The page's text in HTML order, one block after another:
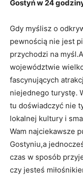
Gostyń w 24
Gdy myślisz o
pewnością nie jest
przychodzi na
województwie
fascynujących⁣
niejednego turystę.
tu doświadczyć nie
lokalnej kultury i
Wam najciekawsze
Gostyniu,a
czas w sposób
czy jesteś